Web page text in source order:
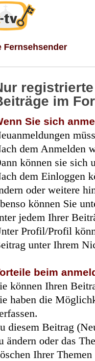
Fernsehsender
im
Sie sich
dem Anmelden
können sie sich
dem Einloggen
oder weitere
können Sie
jedem Ihrer
Profil/Profil
unter Ihrem
beim
können Ihren
haben die
diesem Beitrag
ändern oder das
Ihrer